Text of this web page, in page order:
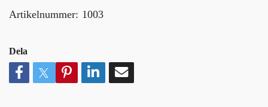
Artikelnummer: 1003
Dela